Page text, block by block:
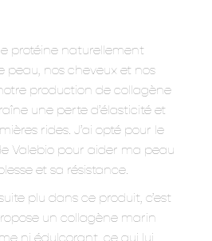
protéine naturellement
peau, nos cheveux et nos
production de collagène
une perte d’élasticité et
rides. J’ai opté pour le
Valebio pour aider ma peau
et sa résistance.
plu dans ce produit, c’est
un collagène marin
ni édulcorant, ce qui lui